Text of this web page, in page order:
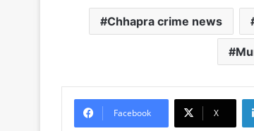
Chhapra crime news
Facebook X